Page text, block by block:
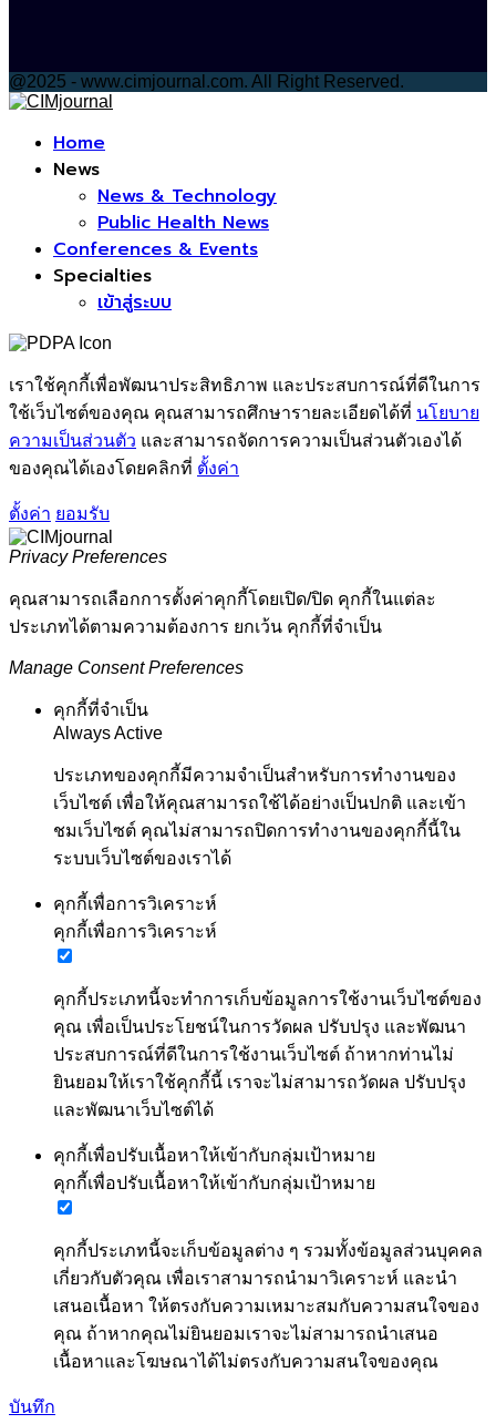
@2025 - www.cimjournal.com. All Right Reserved.
Home
News
News & Technology
Public Health News
Conferences & Events
Specialties
เข้าสู่ระบบ
เราใช้คุกกี้เพื่อพัฒนาประสิทธิภาพ และประสบการณ์ที่ดีในการ
ใช้เว็บไซต์ของคุณ คุณสามารถศึกษารายละเอียดได้ที่ นโยบาย
ความเป็นส่วนตัว และสามารถจัดการความเป็นส่วนตัวเองได้
ของคุณได้เองโดยคลิกที่ ตั้งค่า
ตั้งค่า ยอมรับ
Privacy Preferences
คุณสามารถเลือกการตั้งค่าคุกกี้โดยเปิด/ปิด คุกกี้ในแต่ละ
ประเภทได้ตามความต้องการ ยกเว้น คุกกี้ที่จำเป็น
Manage Consent Preferences
คุกกี้ที่จำเป็น
Always Active
ประเภทของคุกกี้มีความจำเป็นสำหรับการทำงานของ
เว็บไซต์ เพื่อให้คุณสามารถใช้ได้อย่างเป็นปกติ และเข้า
ชมเว็บไซต์ คุณไม่สามารถปิดการทำงานของคุกกี้นี้ใน
ระบบเว็บไซต์ของเราได้
คุกกี้เพื่อการวิเคราะห์
คุกกี้เพื่อการวิเคราะห์
คุกกี้ประเภทนี้จะทำการเก็บข้อมูลการใช้งานเว็บไซต์ของ
คุณ เพื่อเป็นประโยชน์ในการวัดผล ปรับปรุง และพัฒนา
ประสบการณ์ที่ดีในการใช้งานเว็บไซต์ ถ้าหากท่านไม่
ยินยอมให้เราใช้คุกกี้นี้ เราจะไม่สามารถวัดผล ปรับปรุง
และพัฒนาเว็บไซต์ได้
คุกกี้เพื่อปรับเนื้อหาให้เข้ากับกลุ่มเป้าหมาย
คุกกี้เพื่อปรับเนื้อหาให้เข้ากับกลุ่มเป้าหมาย
คุกกี้ประเภทนี้จะเก็บข้อมูลต่าง ๆ รวมทั้งข้อมูลส่วนบุคคล
เกี่ยวกับตัวคุณ เพื่อเราสามารถนำมาวิเคราะห์ และนำ
เสนอเนื้อหา ให้ตรงกับความเหมาะสมกับความสนใจของ
คุณ ถ้าหากคุณไม่ยินยอมเราจะไม่สามารถนำเสนอ
เนื้อหาและโฆษณาได้ไม่ตรงกับความสนใจของคุณ
บันทึก